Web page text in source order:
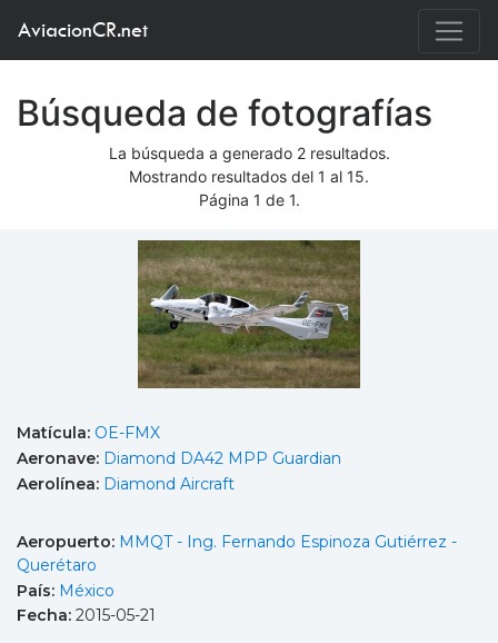
AviacionCR.net
Búsqueda de fotografías
La búsqueda a generado 2 resultados.
Mostrando resultados del 1 al 15.
Página 1 de 1.
Matícula: OE-FMX
Aeronave: Diamond DA42 MPP Guardian
Aerolínea: Diamond Aircraft
Aeropuerto: MMQT - Ing. Fernando Espinoza Gutiérrez -
Querétaro
País: México
Fecha: 2015-05-21